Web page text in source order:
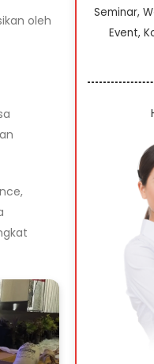
oleh
Seminar,
Event,